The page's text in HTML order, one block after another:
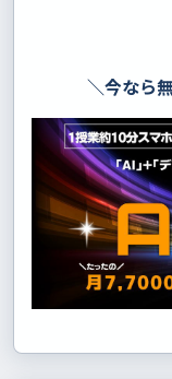
＼今なら